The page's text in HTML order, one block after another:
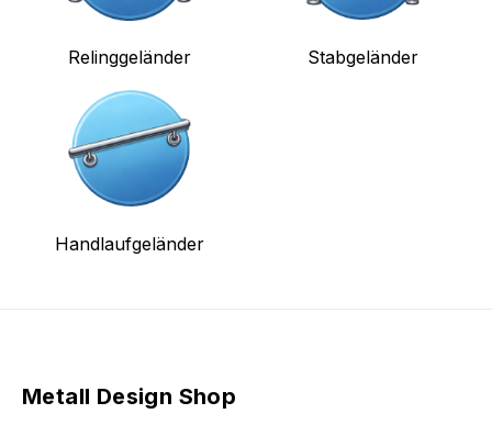
Relinggeländer Stabgeländer
Handlaufgeländer
Metall Design Shop